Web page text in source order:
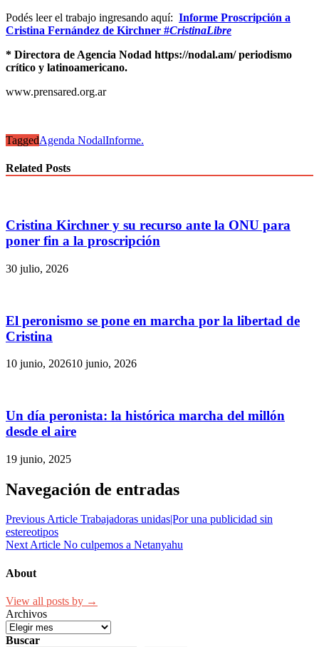
Podés leer el trabajo ingresando aquí: Informe Proscripción a
Cristina Fernández de Kirchner #CristinaLibre
* Directora de Agencia Nodad https://nodal.am/ periodismo
crítico y latinoamericano.
www.prensared.org.ar
TaggedAgenda NodalInforme.
Related Posts
Cristina Kirchner y su recurso ante la ONU para
poner fin a la proscripción
30 julio, 2026
El peronismo se pone en marcha por la libertad de
Cristina
10 junio, 202610 junio, 2026
Un día peronista: la histórica marcha del millón
desde el aire
19 junio, 2025
Navegación de entradas
Previous Article Trabajadoras unidas|Por una publicidad sin
estereotipos
Next Article No culpemos a Netanyahu
About
View all posts by →
Archivos
Buscar